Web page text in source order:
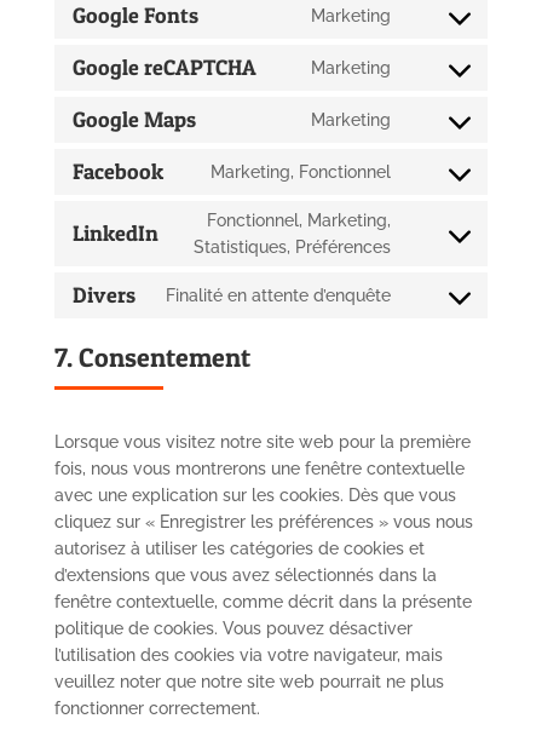
service
Google Fonts Marketing
Consent
service
Google reCAPTCHA Marketing
Consent
service
recaptcha
Google Maps Marketing
Consent
service
maps
Facebook Marketing, Fonctionnel
Consent
service
LinkedIn
Fonctionnel, Marketing,
Statistiques, Préférences
Consent
service
Divers Finalité en attente d’enquête
Consent
7. Consentement
Lorsque vous visitez notre site web pour la première
fois, nous vous montrerons une fenêtre contextuelle
avec une explication sur les cookies. Dès que vous
cliquez sur « Enregistrer les préférences » vous nous
autorisez à utiliser les catégories de cookies et
d’extensions que vous avez sélectionnés dans la
fenêtre contextuelle, comme décrit dans la présente
politique de cookies. Vous pouvez désactiver
l’utilisation des cookies via votre navigateur, mais
veuillez noter que notre site web pourrait ne plus
fonctionner correctement.